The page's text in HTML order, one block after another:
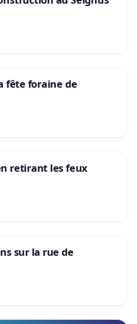
fête foraine de
retirant les feux
sur la rue de